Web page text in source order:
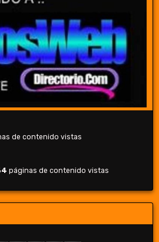
de contenido vistas
páginas de contenido vistas